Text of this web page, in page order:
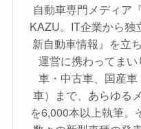
自動車専門メディア
KAZU。IT企業から独
新自動車情報』を立
運営に携わってま
車・中古車、国産
車）まで、あらゆる
を6,000本以上執筆。